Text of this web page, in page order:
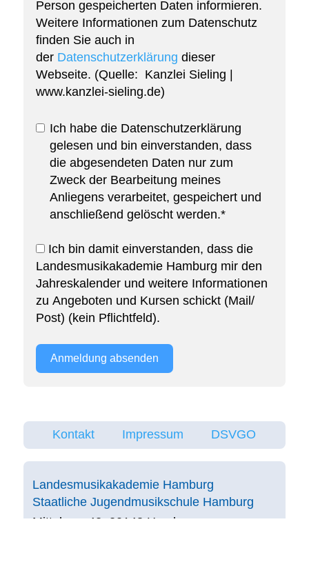
Person gespeicherten Daten informieren.
Weitere Informationen zum Datenschutz
finden Sie auch in
der Datenschutzerklärung dieser
Webseite. (Quelle: Kanzlei Sieling |
www.kanzlei-sieling.de)
Ich habe die Datenschutzerklärung
gelesen und bin einverstanden, dass
die abgesendeten Daten nur zum
Zweck der Bearbeitung meines
Anliegens verarbeitet, gespeichert und
anschließend gelöscht werden.*
Ich bin damit einverstanden, dass die
Landesmusikakademie Hamburg mir den
Jahreskalender und weitere Informationen
zu Angeboten und Kursen schickt (Mail/
Post) (kein Pflichtfeld).
Anmeldung absenden
Kontakt Impressum DSVGO
Landesmusikakademie Hamburg
Staatliche Jugendmusikschule Hamburg
Mittelweg 42, 20148 Hamburg